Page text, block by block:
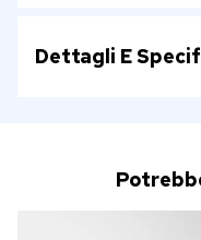
Dettagli E